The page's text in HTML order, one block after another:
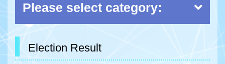
Please select category:
Election Result